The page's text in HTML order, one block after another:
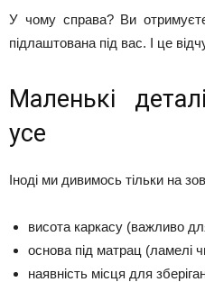
У чому справа? Ви
підлаштована під вас. І це
Маленькі
усе
Іноді ми дивимось тільки на
висота каркасу (важливо
основа під матрац (ламелі
наявність місця для